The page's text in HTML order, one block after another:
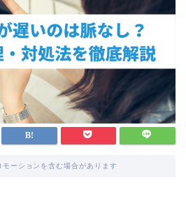
ーションを含む場合があります